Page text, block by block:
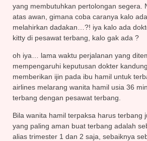
yang membutuhkan pertolongan segera.
atas awan, gimana coba caranya kalo
melahirkan dadakan…?! iya kalo ada
kitty di pesawat terbang, kalo gak ada ?
oh iya… lama waktu perjalanan yang
mempengaruhi keputusan dokter
memberikan ijin pada ibu hamil untuk
airlines melarang wanita hamil usia 36
terbang dengan pesawat terbang.
Bila wanita hamil terpaksa harus terbang
yang paling aman buat terbang adalah
alias trimester 1 dan 2 saja, sebaiknya